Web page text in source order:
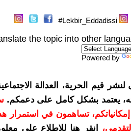
Lekbir_Eddadissi#
the topic into other
Powered by
قيم الحرية، العدالة
يعتمد بشكل كامل على دعمكم.
حسب إمكانياتكم، تساهمون في استمرار
،
انقر هنا للاطلاع على